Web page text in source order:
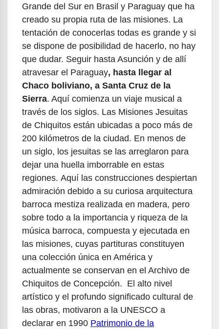
Grande del Sur en Brasil y Paraguay que ha
creado su propia ruta de las misiones. La
tentación de conocerlas todas es grande y si
se dispone de posibilidad de hacerlo, no hay
que dudar. Seguir hasta Asunción y de allí
atravesar el Paraguay, hasta llegar al
Chaco boliviano, a Santa Cruz de la
Sierra. Aquí comienza un viaje musical a
través de los siglos. Las Misiones Jesuitas
de Chiquitos están ubicadas a poco más de
200 kilómetros de la ciudad. En menos de
un siglo, los jesuitas se las arreglaron para
dejar una huella imborrable en estas
regiones. Aquí las construcciones despiertan
admiración debido a su curiosa arquitectura
barroca mestiza realizada en madera, pero
sobre todo a la importancia y riqueza de la
música barroca, compuesta y ejecutada en
las misiones, cuyas partituras constituyen
una colección única en América y
actualmente se conservan en el Archivo de
Chiquitos de Concepción. El alto nivel
artístico y el profundo significado cultural de
las obras, motivaron a la UNESCO a
declarar en 1990 Patrimonio de la